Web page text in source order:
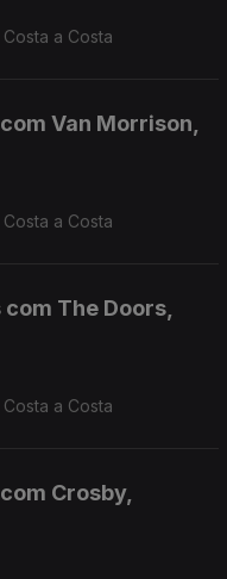
a Costa
Van Morrison,
a Costa
The Doors,
a Costa
Crosby,